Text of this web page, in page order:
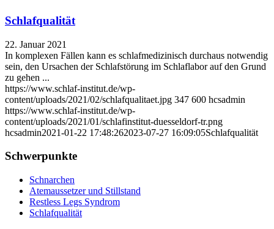
Schlafqualität
22. Januar 2021
In komplexen Fällen kann es schlafmedizinisch durchaus notwendig
sein, den Ursachen der Schlafstörung im Schlaflabor auf den Grund
zu gehen ...
https://www.schlaf-institut.de/wp-
content/uploads/2021/02/schlafqualitaet.jpg 347 600 hcsadmin
https://www.schlaf-institut.de/wp-
content/uploads/2021/01/schlafinstitut-duesseldorf-tr.png
hcsadmin2021-01-22 17:48:262023-07-27 16:09:05Schlafqualität
Schwerpunkte
Schnarchen
Atemaussetzer und Stillstand
Restless Legs Syndrom
Schlafqualität